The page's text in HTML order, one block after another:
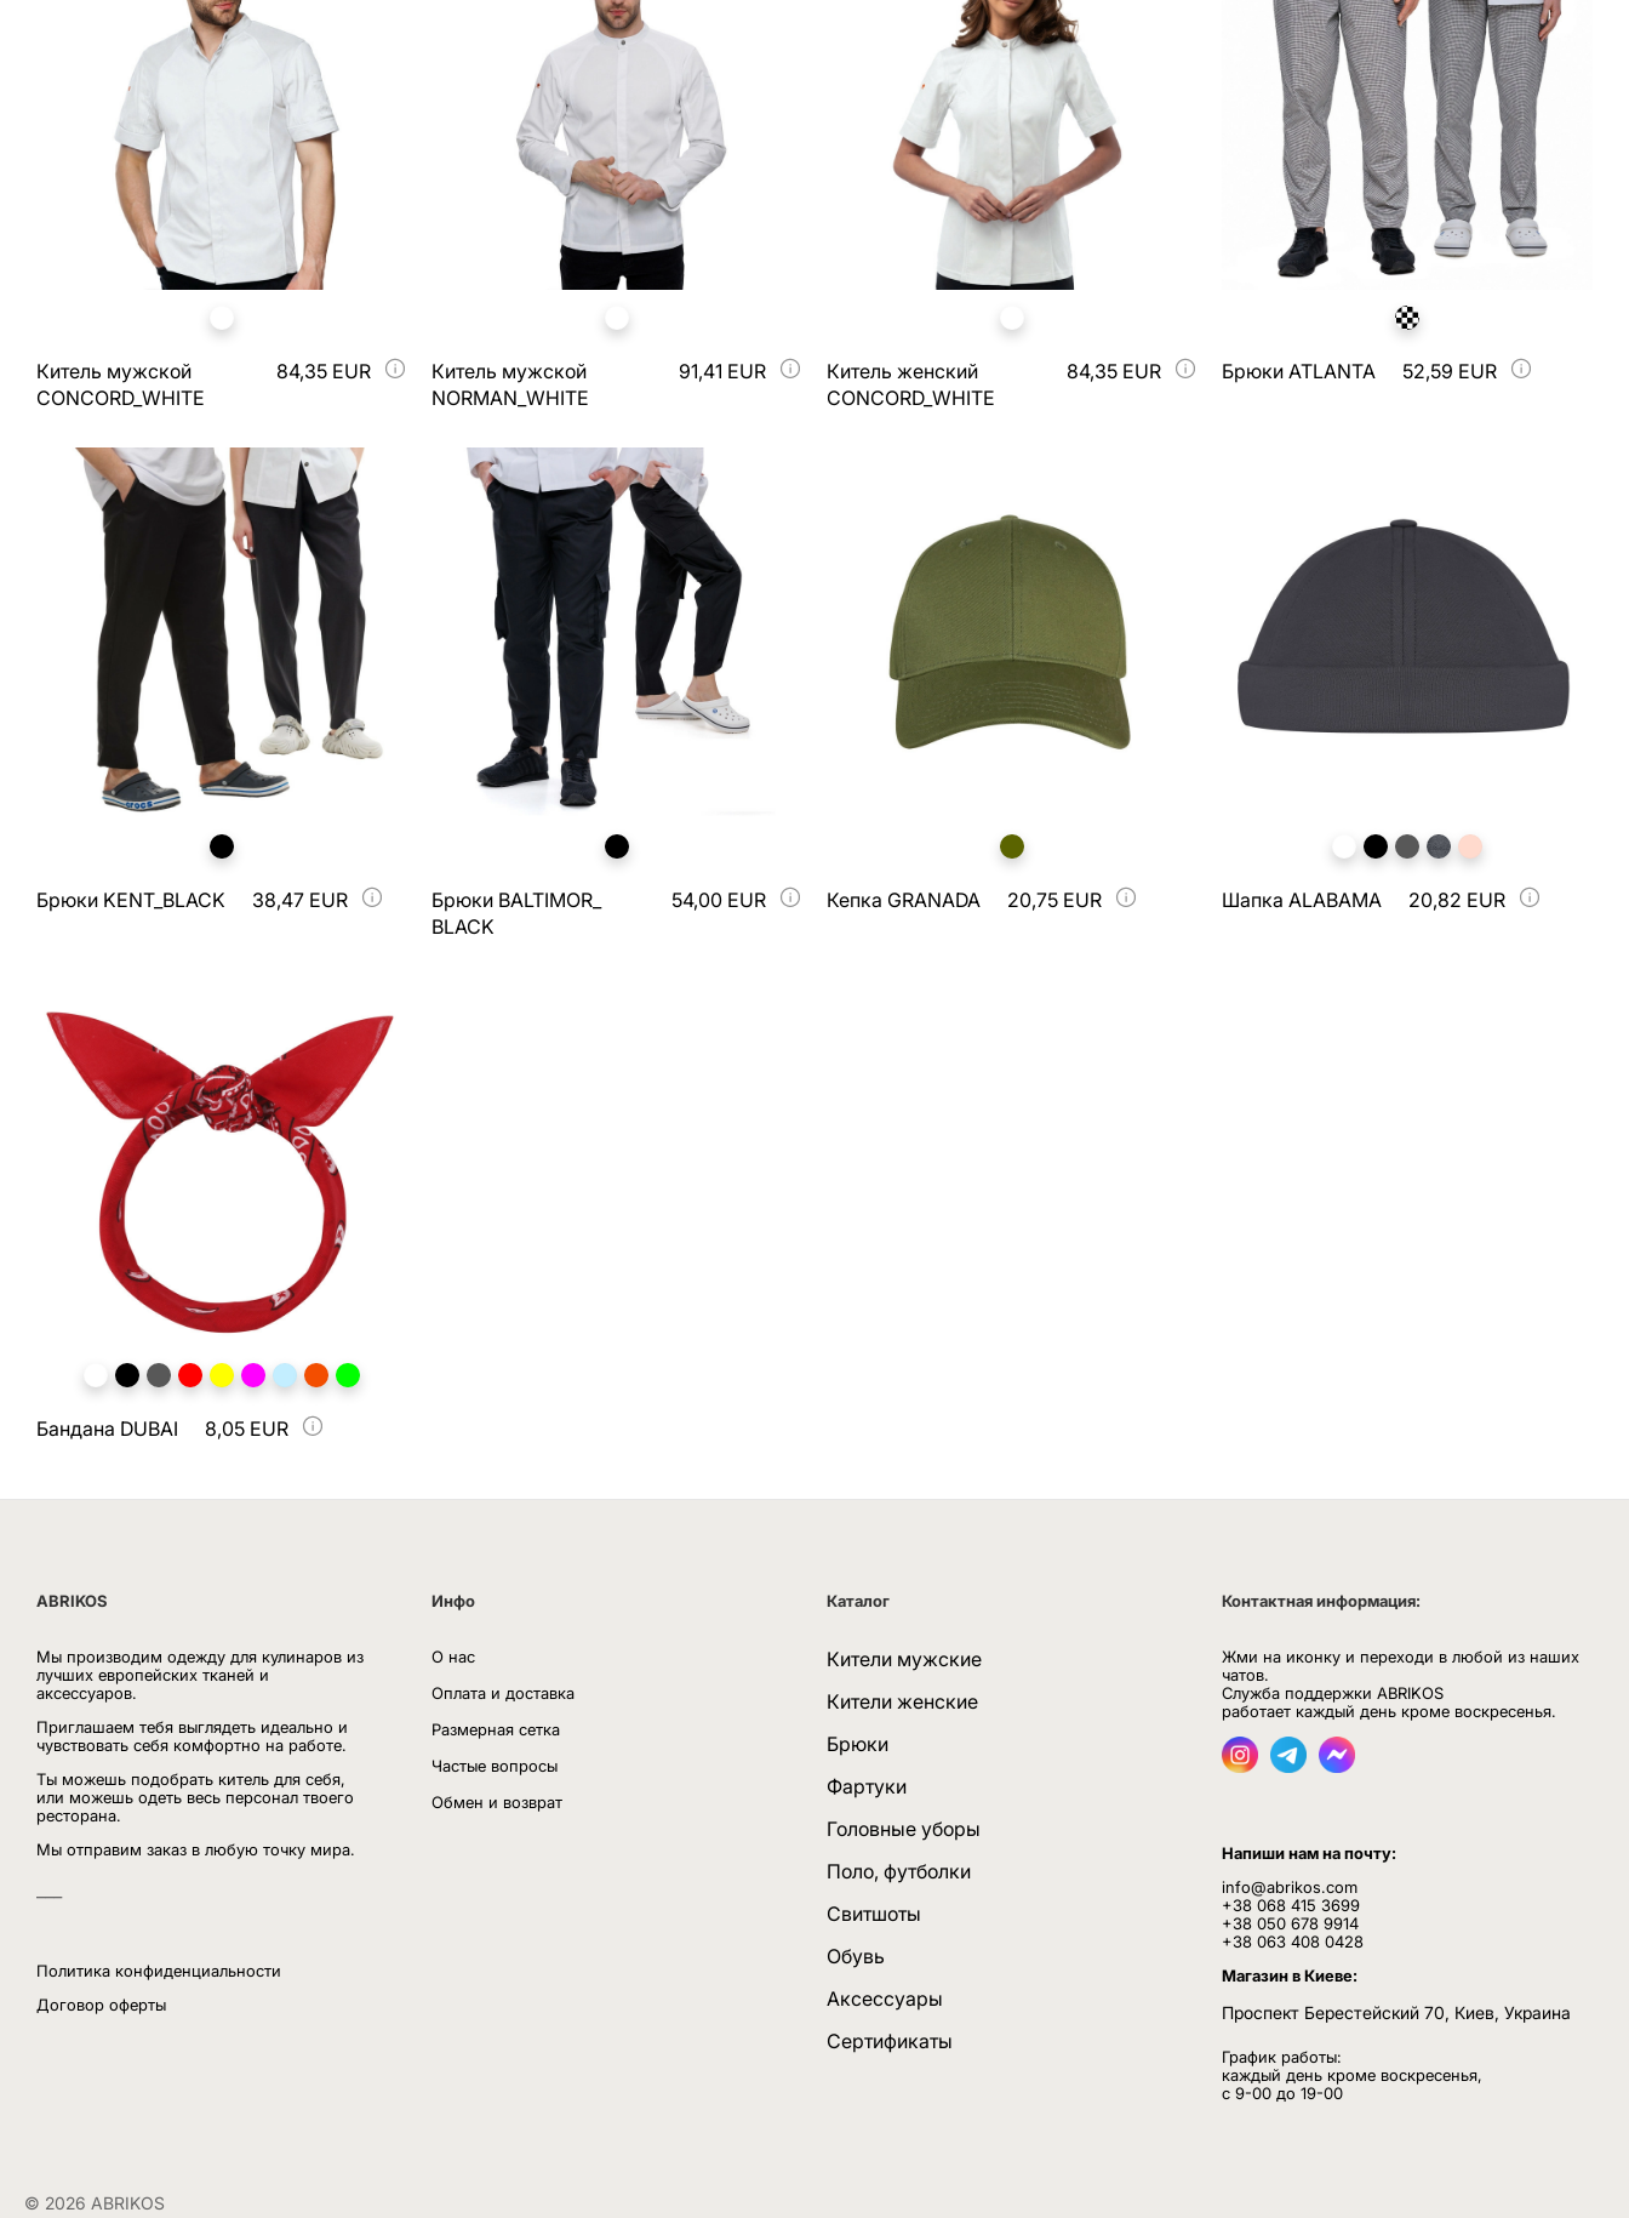
Китель мужской
CONCORD_WHITE
84,35 EUR
Китель мужской
NORMAN_WHITE
91,41 EUR
Китель женский
CONCORD_WHITE
84,35 EUR Брюки ATLANTA 52,59 EUR
Брюки KENT_BLACK 38,47 EUR
Брюки BALTIMOR_
BLACK
54,00 EUR Кепка GRANADA 20,75 EUR Шапка ALABAMA 20,82 EUR
Бандана DUBAI 8,05 EUR
ABRIKOS
Мы производим одежду для кулинаров из
лучших европейских тканей и
аксессуаров.
Приглашаем тебя выглядеть идеально и
чувствовать себя комфортно на работе.
Ты можешь подобрать китель для себя,
или можешь одеть весь персонал твоего
ресторана.
Мы отправим заказ в любую точку мира.
Политика конфиденциальности
Договор оферты
Инфо
О нас
Оплата и доставка
Размерная сетка
Частые вопросы
Обмен и возврат
Каталог
Кители мужские
Кители женские
Брюки
Фартуки
Головные уборы
Поло, футболки
Свитшоты
Обувь
Аксессуары
Сертификаты
Контактная информация:
Жми на иконку и переходи в любой из наших
чатов.
Служба поддержки ABRIKOS
работает каждый день кроме воскресенья.
Напиши нам на почту:
info@abrikos.com
+38 068 415 3699
+38 050 678 9914
+38 063 408 0428
Магазин в Киеве:
Проспект Берестейский 70, Киев, Украина
График работы:
каждый день кроме воскресенья,
с 9-00 до 19-00
© 2026 ABRIKOS